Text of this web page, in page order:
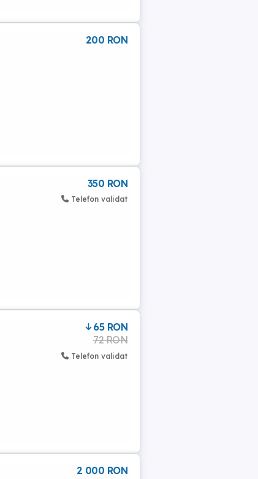
200 RON
350 RON
Telefon validat
65 RON
72 RON
Telefon validat
2 000 RON